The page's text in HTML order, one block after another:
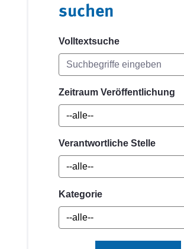
suchen
Volltextsuche
Zeitraum Veröffentlichung
Verantwortliche Stelle
Kategorie